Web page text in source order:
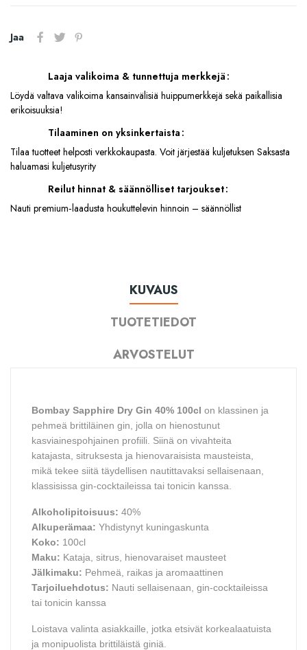
Jaa
Laaja valikoima & tunnettuja merkkejä
Löydä valtava valikoima kansainvälisiä huippumerkkejä sekä paikallisia
erikoisuuksia!
Tilaaminen on yksinkertaista
Tilaa tuotteet helposti verkkokaupasta. Voit järjestää kuljetuksen Saksasta
haluamasi kuljetusyrity
Reilut hinnat & säännölliset tarjoukset
Nauti premium‑laadusta houkuttelevin hinnoin – säännöllist
KUVAUS
TUOTETIEDOT
ARVOSTELUT
Bombay Sapphire Dry Gin 40% 100cl on klassinen ja
pehmeä brittiläinen gin, jolla on hienostunut
kasviainespohjainen profiili. Siinä on vivahteita
katajasta, sitruksesta ja hienovaraisista mausteista,
mikä tekee siitä täydellisen nautittavaksi sellaisenaan,
klassisissa gin-cocktaileissa tai tonicin kanssa.
Alkoholipitoisuus: 40%
Alkuperämaa: Yhdistynyt kuningaskunta
Koko: 100cl
Maku: Kataja, sitrus, hienovaraiset mausteet
Jälkimaku: Pehmeä, raikas ja aromaattinen
Tarjoiluehdotus: Nauti sellaisenaan, gin-cocktaileissa
tai tonicin kanssa
Loistava valinta asiakkaille, jotka etsivät korkealaatuista
ja monipuolista brittiläistä giniä.